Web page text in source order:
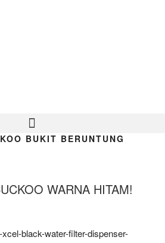
BUKIT BERUNTUNG
WARNA HITAM!